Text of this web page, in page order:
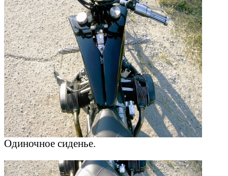
Одиночное сиденье.